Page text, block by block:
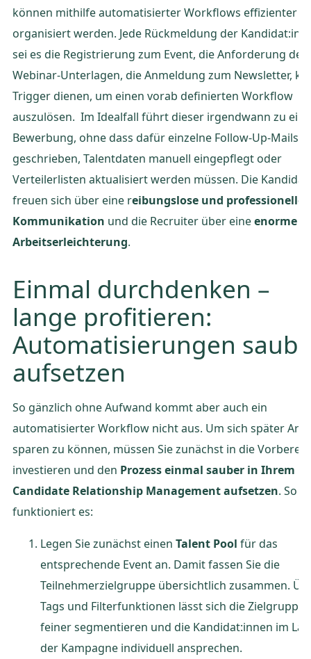
können mithilfe automatisierter Workflows effizienter
organisiert werden. Jede Rückmeldung der
sei es die Registrierung zum Event, die Anforderung der
Webinar-Unterlagen, die Anmeldung zum Newsletter,
Trigger dienen, um einen vorab definierten Workflow
auszulösen. Im Idealfall führt dieser irgendwann zu
Bewerbung, ohne dass dafür einzelne Follow-Up-Mails
geschrieben, Talentdaten manuell eingepflegt oder
Verteilerlisten aktualisiert werden müssen. Die
freuen sich über eine reibungslose und professionelle
Kommunikation und die Recruiter über eineenorme
Arbeitserleichterung.
Einmal durchdenken –
lange profitieren:
Automatisierungen
aufsetzen
So gänzlich ohne Aufwand kommt aber auch ein
automatisierter Workflow nicht aus. Um sich später
sparen zu können, müssen Sie zunächst in die
investieren und den Prozess einmal sauber in Ihrem
Candidate Relationship Management aufsetzen. So
funktioniert es:
Legen Sie zunächst einen Talent Pool für das
entsprechende Event an. Damit fassen Sie die
Teilnehmerzielgruppe übersichtlich zusammen.
Tags und Filterfunktionen lässt sich die Zielgruppe
feiner segmentieren und die Kandidat:innen im
der Kampagne individuell ansprechen.